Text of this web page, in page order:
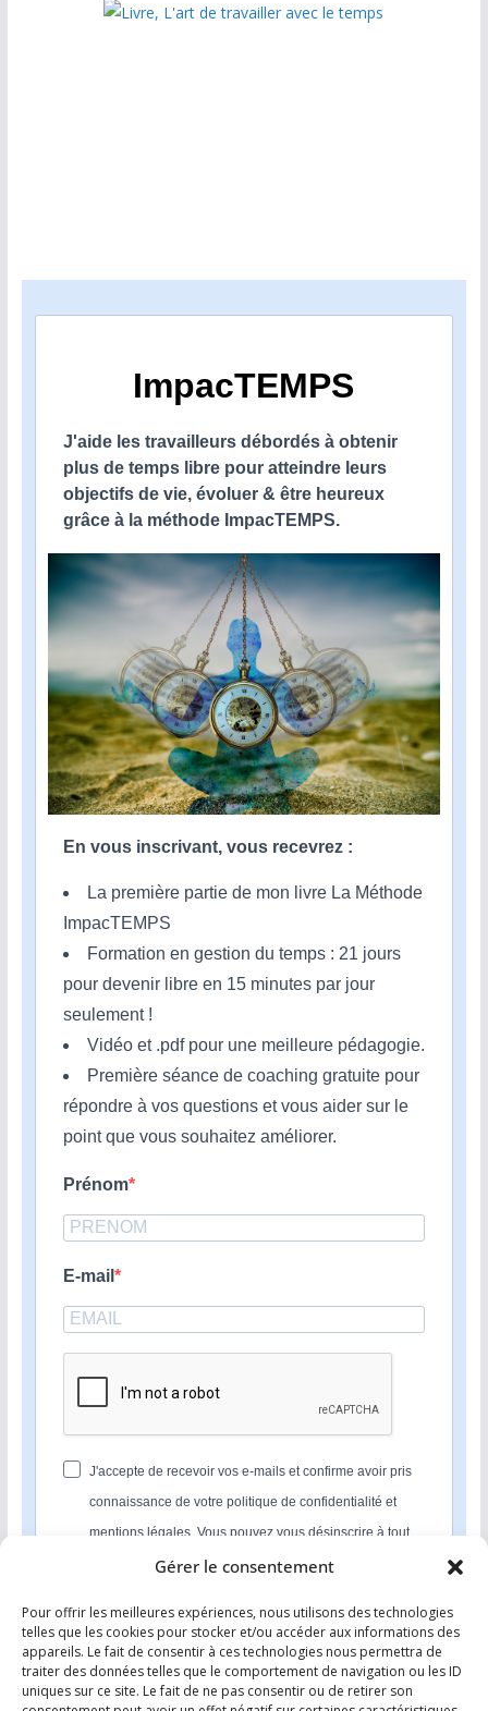
Gérer le consentement
Pour offrir les meilleures expériences, nous utilisons des technologies
telles que les cookies pour stocker et/ou accéder aux informations des
appareils. Le fait de consentir à ces technologies nous permettra de
traiter des données telles que le comportement de navigation ou les ID
uniques sur ce site. Le fait de ne pas consentir ou de retirer son
ImpacTEMPS
J'aide les travailleurs débordés à obtenir
plus de temps libre pour atteindre leurs
objectifs de vie, évoluer & être heureux
grâce à la méthode ImpacTEMPS.
En vous inscrivant, vous recevrez :
La première partie de mon livre La Méthode
ImpacTEMPS
Formation en gestion du temps : 21 jours
pour devenir libre en 15 minutes par jour
seulement !
Vidéo et .pdf pour une meilleure pédagogie.
Première séance de coaching gratuite pour
répondre à vos questions et vous aider sur le
point que vous souhaitez améliorer.
Prénom
E-mail
J'accepte de recevoir vos e-mails et confirme avoir pris
connaissance de votre politique de confidentialité et
mentions légales. Vous pouvez vous désinscrire à tout
moment en cliquant sur le lien présent dans nos emails.
S'INSCRIRE
Nous utilisons Sendinblue en tant que plateforme
marketing. En soumettant ce formulaire, vous
reconnaissez que les informations que vous allez fournir